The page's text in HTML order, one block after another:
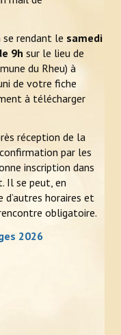
se rendant le samedi
9h sur le lieu de
du Rheu) à
de votre fiche
à télécharger
réception de la
par les
inscription dans
Il se peut, en
horaires et
obligatoire.
2026